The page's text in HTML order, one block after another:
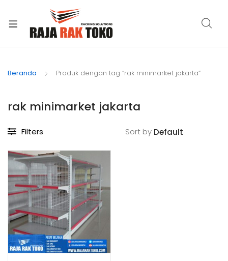
Beranda Produk dengan tag “rak minimarket jakarta”
rak minimarket jakarta
Filters Sort by